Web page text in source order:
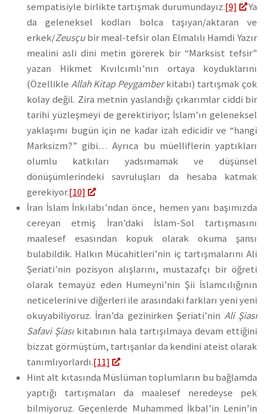
sempatisiyle birlikte tartışmak durumundayız.[9]
Ya
da geleneksel kodları bolca taşıyan/aktaran ve
erkek/Zeusçubir meal-tefsir olan Elmalılı Hamdi Yazır
mealini asli dini metin görerek bir “Marksist tefsir”
yazan Hikmet Kıvılcımlı’nın ortaya koyduklarını
(Özellikle Allah Kitap Peygamberkitabı) tartışmak çok
kolay değil. Zira metnin yaslandığı çıkarımlar ciddi bir
tarihi yüzleşmeyi de gerektiriyor; İslam’ın geleneksel
yaklaşımı bugün için ne kadar izah edicidir ve “hangi
Marksizm?” gibi… Ayrıca bu müelliflerin yaptıkları
olumlu katkıları yadsımamak ve düşünsel
dönüşümlerindeki savruluşları da hesaba katmak
gerekiyor.[10]
İran İslam İnkılabı’ndan önce, hemen yanı başımızda
cereyan etmiş İran’daki İslam-Sol tartışmasını
maalesef esasından kopuk olarak okuma şansı
bulabildik. Halkın Mücahitleri’nin iç tartışmalarını Ali
Şeriati’nin pozisyon alışlarını, mustazafçı bir öğreti
olarak temayüz eden Humeyni’nin Şii İslamcılığının
neticelerini ve diğerleri ile arasındaki farkları yeni yeni
okuyabiliyoruz. İran’da gezinirken Şeriati’nin Ali Şiası
Safavi Şiasıkitabının hala tartışılmaya devam ettiğini
bizzat görmüştüm, tartışanlar da kendini ateist olarak
tanımlıyorlardı.[11]
Hint alt kıtasında Müslüman toplumların bu bağlamda
yaptığı tartışmaları da maalesef neredeyse pek
bilmiyoruz. Geçenlerde Muhammed İkbal’in Lenin’in